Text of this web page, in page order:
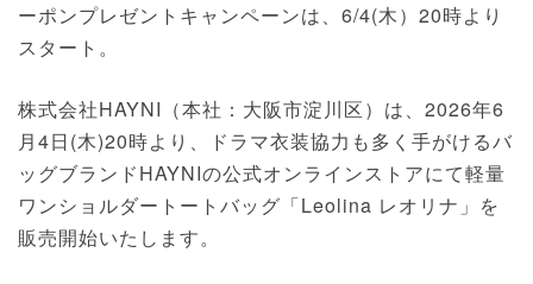
ーポンプレゼントキャンペーンは、6/4(木）20時より
スタート。
株式会社HAYNI（本社：大阪市淀川区）は、2026年6
月4日(木)20時より、ドラマ⾐装協力も多く手がけるバ
ッグブランドHAYNIの公式オンラインストアにて軽量
ワンショルダートートバッグ「Leolina レオリナ」を
販売開始いたします。